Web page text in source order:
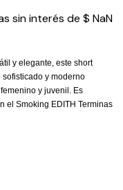
sin interés de $ NaN
y elegante, este short
y moderno
y juvenil. Es
el Smoking EDITH Terminas